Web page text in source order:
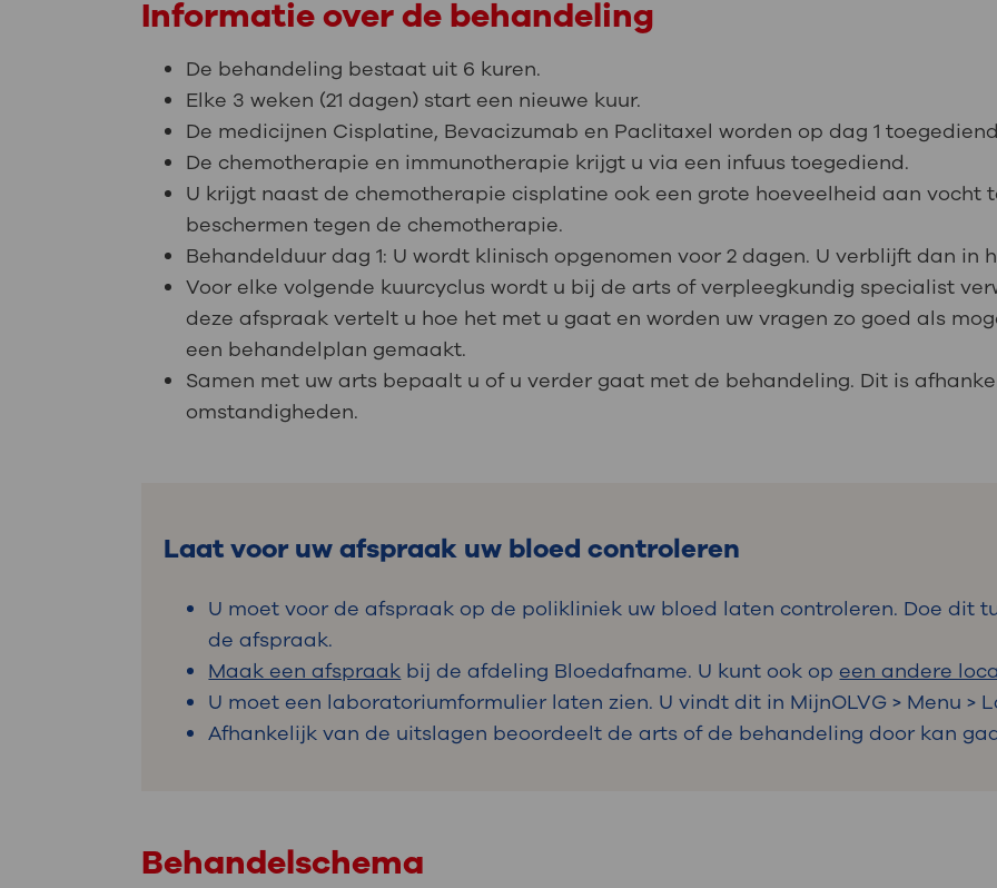
Informatie over de behandeling
De behandeling bestaat uit 6 kuren.
Elke 3 weken (21 dagen) start een nieuwe kuur.
De medicijnen Cisplatine, Bevacizumab en Paclitaxel worden op dag 1
De chemotherapie en immunotherapie krijgt u via een infuus toegediend.
U krijgt naast de chemotherapie cisplatine ook een grote hoeveelheid aan vocht
beschermen tegen de chemotherapie.
Behandelduur dag 1: U wordt klinisch opgenomen voor 2 dagen. U verblijft dan in
Voor elke volgende kuurcyclus wordt u bij de arts of verpleegkundig specialist
deze afspraak vertelt u hoe het met u gaat en worden uw vragen zo goed als
een behandelplan gemaakt.
Samen met uw arts bepaalt u of u verder gaat met de behandeling. Dit is
omstandigheden.
Laat voor uw afspraak uw bloed controleren
U moet voor de afspraak op de polikliniek uw bloed laten controleren. Doe dit
de afspraak.
Maak een afspraak bij de afdeling Bloedafname. U kunt ook op een andere
U moet een laboratoriumformulier laten zien. U vindt dit in MijnOLVG > Menu >
Afhankelijk van de uitslagen beoordeelt de arts of de behandeling door kan
Behandelschema